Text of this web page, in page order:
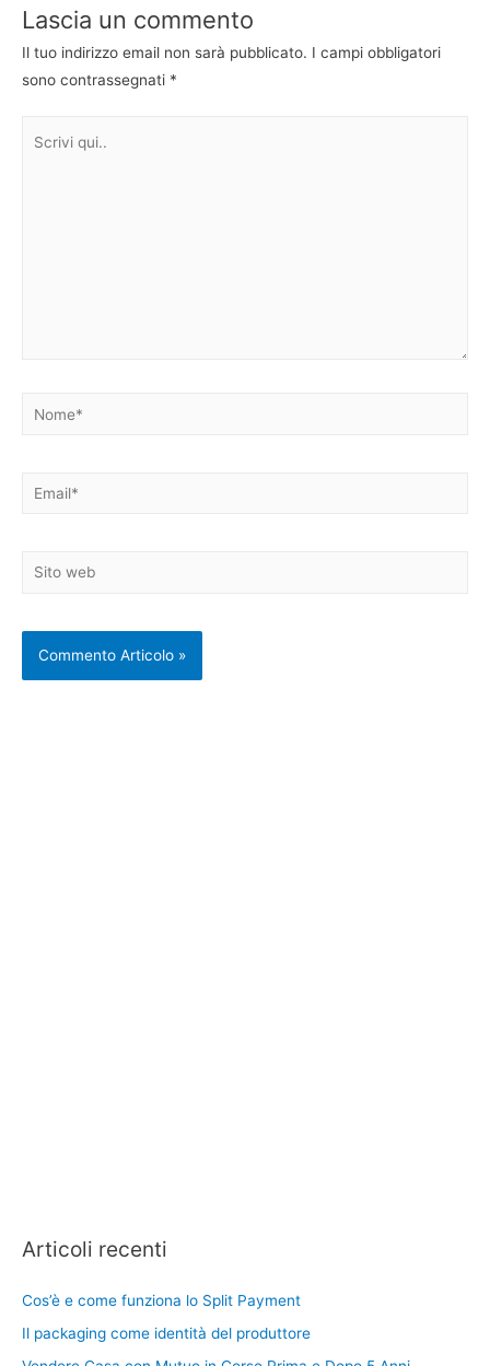
Lascia un commento
Il tuo indirizzo email non sarà pubblicato. I campi obbligatori
sono contrassegnati *
Nome*
Email*
Sito
Articoli recenti
Cos’è e come funziona lo Split Payment
Il packaging come identità del produttore